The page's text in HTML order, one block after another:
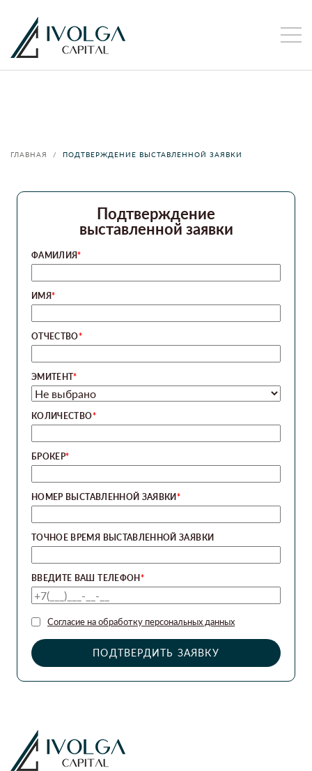
ГЛАВНАЯ ПОДТВЕРЖДЕНИЕ ВЫСТАВЛЕННОЙ ЗАЯВКИ
Подтверждение
выставленной заявки
ФАМИЛИЯ*
ИМЯ*
ОТЧЕСТВО*
ЭМИТЕНТ*
КОЛИЧЕСТВО*
БРОКЕР*
НОМЕР ВЫСТАВЛЕННОЙ ЗАЯВКИ *
ТОЧНОЕ ВРЕМЯ ВЫСТАВЛЕННОЙ ЗАЯВКИ
ВВЕДИТЕ ВАШ ТЕЛЕФОН *
Согласие на обработку персональных данных
ПОДТВЕРДИТЬ ЗАЯВКУ